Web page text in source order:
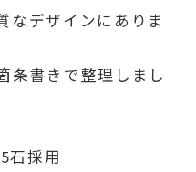
なデザインにありま
条書きで整理しまし
石採用